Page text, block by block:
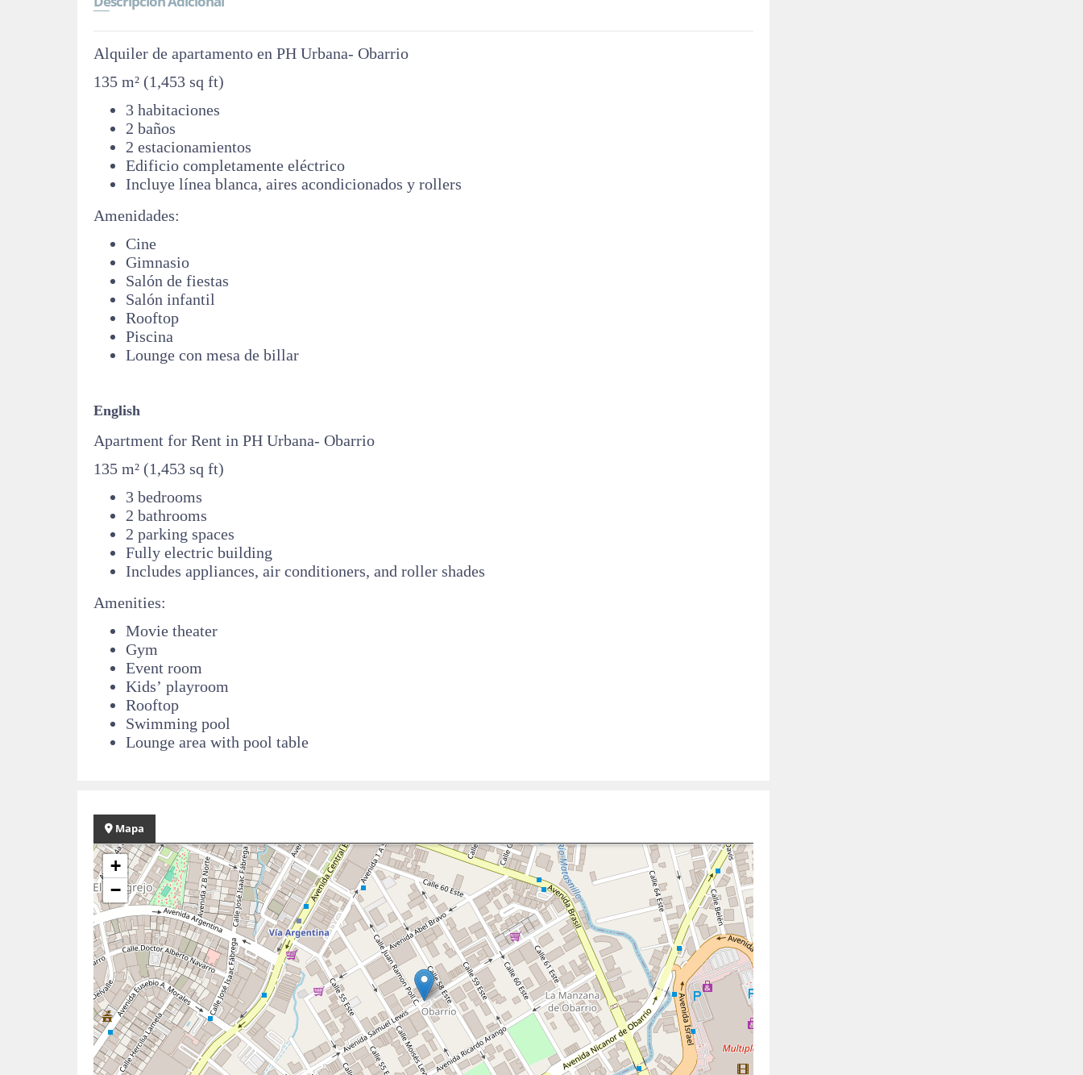
Alquiler de apartamento en PH Urbana- Obarrio
135 m² (1,453 sq ft)
3 habitaciones
2 baños
2 estacionamientos
Edificio completamente eléctrico
Incluye línea blanca, aires acondicionados y rollers
Amenidades:
Cine
Gimnasio
Salón de fiestas
Salón infantil
Rooftop
Piscina
Lounge con mesa de billar
English
Apartment for Rent in PH Urbana- Obarrio
135 m² (1,453 sq ft)
3 bedrooms
2 bathrooms
2 parking spaces
Fully electric building
Includes appliances, air conditioners, and roller shades
Amenities:
Movie theater
Gym
Event room
Kids’ playroom
Rooftop
Swimming pool
Lounge area with pool table
Mapa
+
−